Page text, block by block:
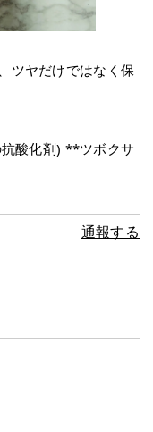
ツヤだけではなく保
酸化剤) **ツボクサ
通報する